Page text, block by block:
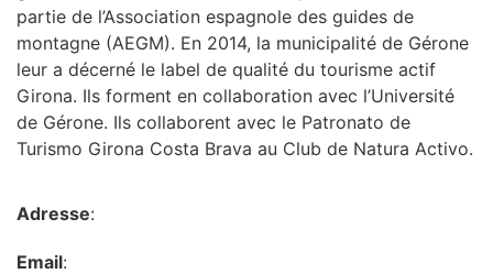
partie de l’Association espagnole des guides de
montagne (AEGM). En 2014, la municipalité de Gérone
leur a décerné le label de qualité du tourisme actif
Girona. Ils forment en collaboration avec l’Université
de Gérone. Ils collaborent avec le Patronato de
Turismo Girona Costa Brava au Club de Natura Activo.
Adresse:
Email: